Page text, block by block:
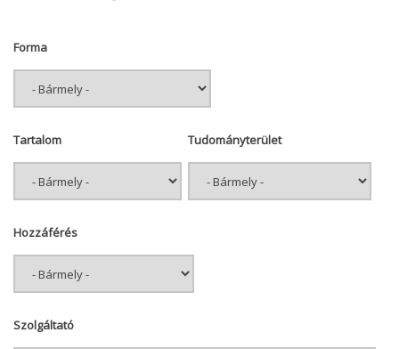
Forma
Tartalom Tudományterület
Hozzáférés
Szolgáltató